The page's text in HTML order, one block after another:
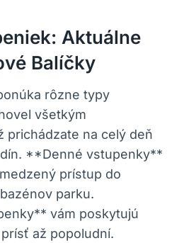
Aktuálne
Balíčky
rôzne typy
všetkým
prichádzate na celý deň
**Denné vstupenky**
prístup do
parku.
vám poskytujú
až popoludní.